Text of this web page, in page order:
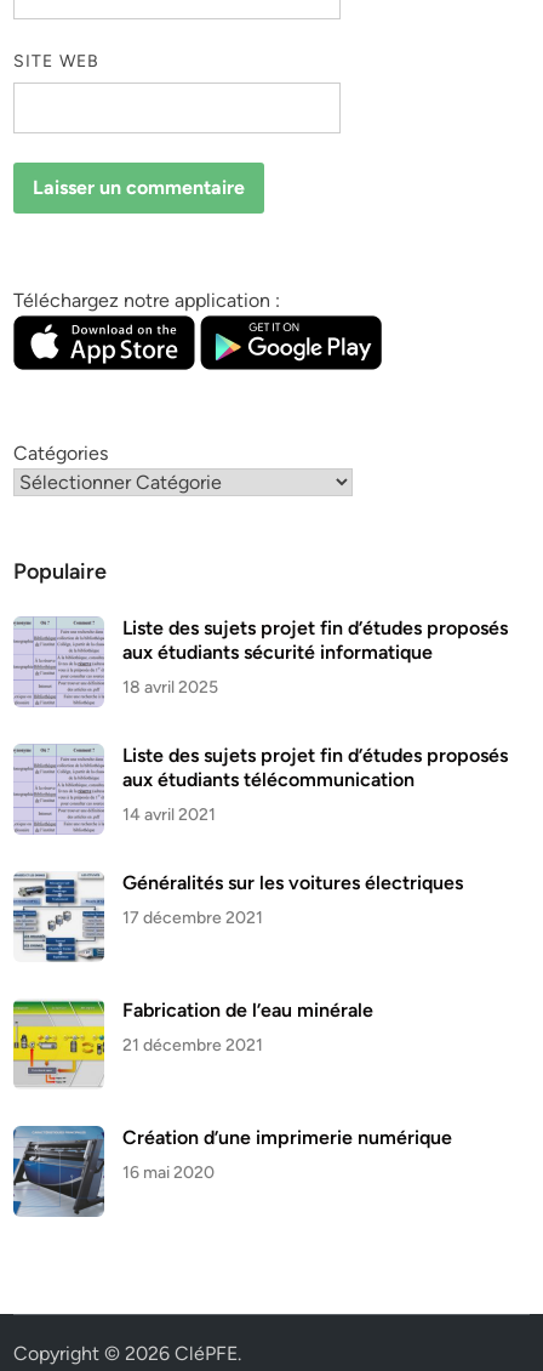
SITE WEB
Téléchargez notre application :
Catégories
Populaire
Liste des sujets projet fin d’études proposés
aux étudiants sécurité informatique
18 avril 2025
Liste des sujets projet fin d’études proposés
aux étudiants télécommunication
14 avril 2021
Généralités sur les voitures électriques
17 décembre 2021
Fabrication de l’eau minérale
21 décembre 2021
Création d’une imprimerie numérique
16 mai 2020
Copyright © 2026CléPFE.